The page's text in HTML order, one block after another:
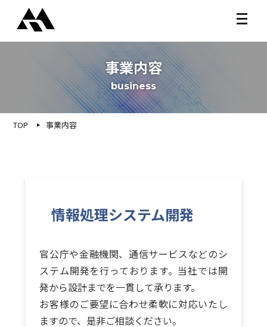
事業内容
business
TOP 事業内容
情報処理システム開発
官公庁や金融機関、通信サービスなどのシ
ステム開発を行っております。当社では開
発から設計までを一貫して承ります。
お客様のご要望に合わせ柔軟に対応いたし
ますので、是非ご相談ください。